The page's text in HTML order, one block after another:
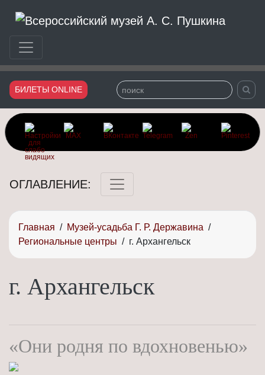
БИЛЕТЫ ONLINE
ОГЛАВЛЕНИЕ:
Главная / Музей-усадьба Г. Р. Державина /
Региональные центры / г. Архангельск
г. Архангельск
«Они родня по вдохновенью»